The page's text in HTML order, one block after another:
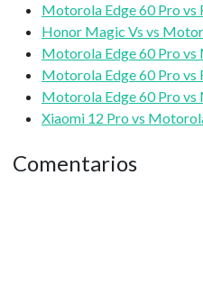
Motorola Edge 60 Pro vs
Honor Magic Vs vs
Motorola Edge 60 Pro vs
Motorola Edge 60 Pro vs
Motorola Edge 60 Pro
Xiaomi 12 Pro vs
Comentarios